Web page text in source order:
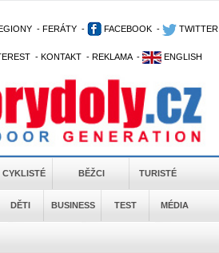
- FERÁTY - FACEBOOK - TWITTER
- KONTAKT - REKLAMA - ENGLISH
CYKLISTÉ BĚŽCI TURISTÉ
DĚTI BUSINESS TEST MÉDIA